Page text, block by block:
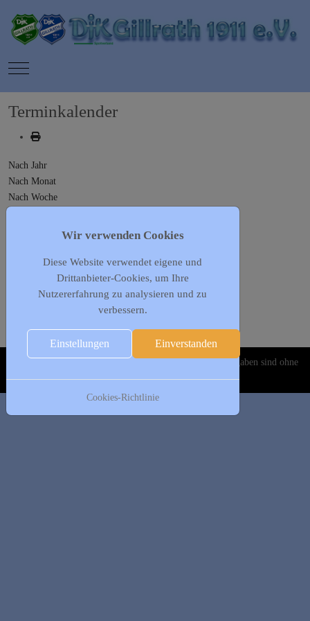
Mobile Menu Toggle
Terminkalender
Nach Jahr
Nach Monat
Nach Woche
Gehe zu Monat
Gehe zu Monat
Vorheriger Tag
Freitag, 26. Juni 2026
Es wurden keine Events gefunden
Copyright © 2020-2026 DJK Gillrath 1911 e. V. Alle Angaben sind ohne
Gewähr!
Wir verwenden Cookies
Diese Website verwendet eigene und
Drittanbieter-Cookies, um Ihre
Nutzererfahrung zu analysieren und zu
verbessern.
Einstellungen Einverstanden
Cookies-Richtlinie